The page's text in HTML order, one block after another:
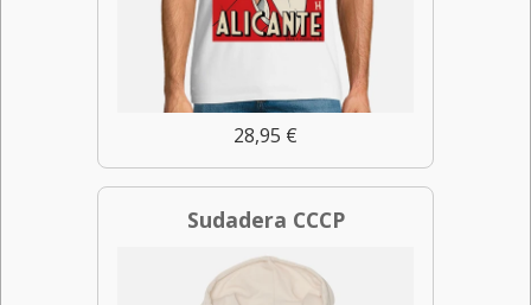
28,95 €
Sudadera CCCP